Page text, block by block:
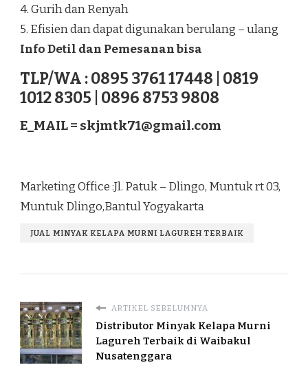
4. Gurih dan Renyah
5. Efisien dan dapat digunakan berulang – ulang
Info Detil dan Pemesanan bisa
TLP/WA : 0895 3761 17448 | 0819
1012 8305 | 0896 8753 9808
E_MAIL = skjmtk71@gmail.com
Marketing Office :Jl. Patuk – Dlingo, Muntuk rt 03,
Muntuk Dlingo,Bantul Yogyakarta
JUAL MINYAK KELAPA MURNI LAGUREH TERBAIK
ARTIKEL SEBELUMNYA
Distributor Minyak Kelapa Murni
Lagureh Terbaik di Waibakul
Nusatenggara